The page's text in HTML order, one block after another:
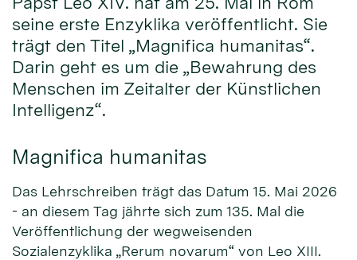
seine erste Enzyklika veröffentlicht. Sie
trägt den Titel „Magnifica humanitas“.
Darin geht es um die „Bewahrung des
Menschen im Zeitalter der Künstlichen
Intelligenz“.
Magnifica humanitas
Das Lehrschreiben trägt das Datum 15. Mai 2026
- an diesem Tag jährte sich zum 135. Mal die
Veröffentlichung der wegweisenden
Sozialenzyklika „Rerum novarum“ von Leo XIII.